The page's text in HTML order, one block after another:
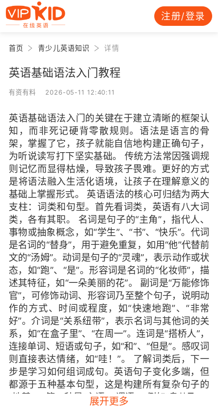
注册/登录
首页 青少儿英语知识 详情
英语基础语法入门教程
有资有料 2026-05-11 12:40:11
英语基础语法入门的关键在于建立清晰的框架认
知，而非死记硬背零散规则。语法是语言的骨
架，掌握了它，孩子就能自信地构建正确句子，
为听说读写打下坚实基础。 传统方法常因强调规
则记忆而显得枯燥，导致孩子畏难。更好的方式
是将语法融入生活化语境，让孩子在理解意义的
基础上掌握形式。 英语语法的核心可归结为两大
支柱：词类和句型。首先看词类，英语有八大词
类，各有其职。 名词是句子的“主角”，指代人、
事物或抽象概念，如“学生”、“书”、“快乐”。代词
是名词的“替身”，用于避免重复，如用“他”代替前
文的“汤姆”。动词是句子的“灵魂”，表示动作或状
态，如“跑”、“是”。形容词是名词的“化妆师”，描
述其特征，如“一朵美丽的花”。 副词是“万能修饰
官”，可修饰动词、形容词乃至整个句子，说明动
作的方式、时间或程度，如“快速地跑”、“非常
好”。介词是“关系纽带”，表示名词与其他词的关
系，如“在盒子里”、“在周一”。连词是“搭桥人”，
连接单词、短语或句子，如“和”、“但是”。感叹词
则直接表达情绪，如“哇！”。 了解词类后，下一
步是学习如何组词成句。英语句子变化多端，但
都源于五种基本句型，这是构建所有复杂句子的
“地基”。 第一种是“主语 + 谓语”，例如“鸟儿飞。”
主语是“鸟儿”，谓语动词是“飞”。第二种是“主语
展开更多